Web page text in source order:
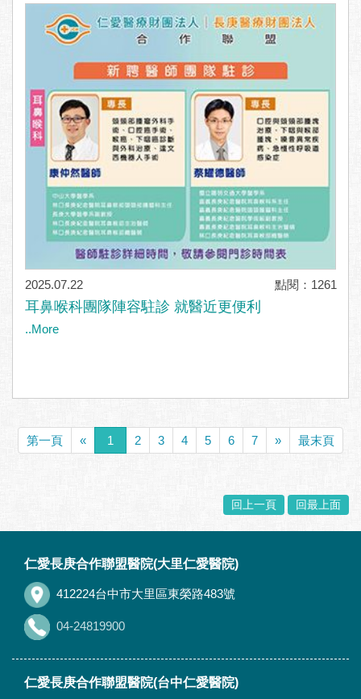
2025.07.22 點閱：1261
耳鼻喉科團隊陣容駐診 就醫近更便利
..More
第一頁 « 1 2 3 4 5 6 7 » 最末頁
回上一頁 回最上面
仁愛長庚合作聯盟醫院(大里仁愛醫院)
412224台中市大里區東榮路483號
04-24819900
仁愛長庚合作聯盟醫院(台中仁愛醫院)